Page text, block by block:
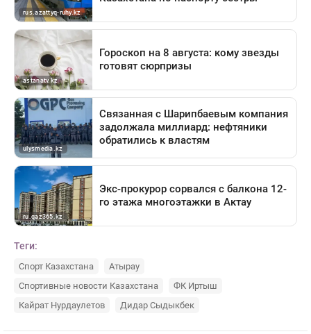
Теги:
Спорт Казахстана
Атырау
Спортивные новости Казахстана
ФК Иртыш
Кайрат Нурдаулетов
Дидар Сыдыкбек